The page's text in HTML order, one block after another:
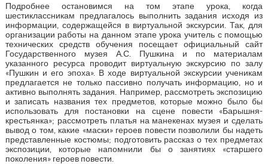
Подробнее остановимся на том этапе урока, когда
шестиклассникам предлагалось выполнить задания исходя из
информации, содержащейся в виртуальной экскурсии. Так, для
организации работы на данном этапе урока учитель с помощью
технических средств обучения посещает официальный сайт
Государственного музея А.С. Пушкина и по материалам
указанного ресурса проводит виртуальную экскурсию по залу
«Пушкин и его эпоха». В ходе виртуальной экскурсии ученикам
предлагается не только пассивно получать информацию, но и
активно выполнять задания. Например, рассмотреть экспозицию
и записать названия тех предметов, которые можно было бы
использовать для постановки на сцене повести «Барышня-
крестьянка»; рассмотреть платья на манекенах музея и сделать
вывод о том, какие «маски» героев повести позволили бы надеть
представленные костюмы; подготовить рассказ о тех предметах
экспозиции, которые напомнили бы о занятиях «старшего
поколения» героев повести.